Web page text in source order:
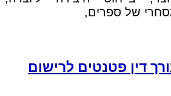
של ספרים,
דין פטנטים לרישום